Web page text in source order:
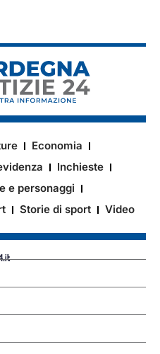
Economia
Inchieste
e personaggi
Storie di sport Video